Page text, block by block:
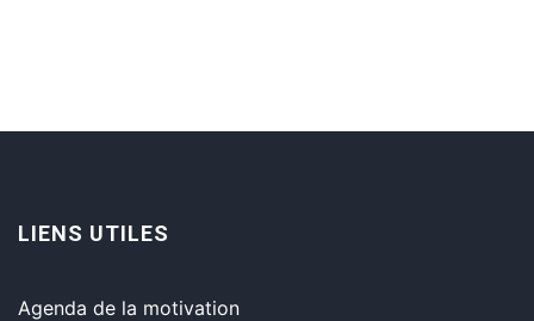
LIENS UTILES
Agenda de la motivation